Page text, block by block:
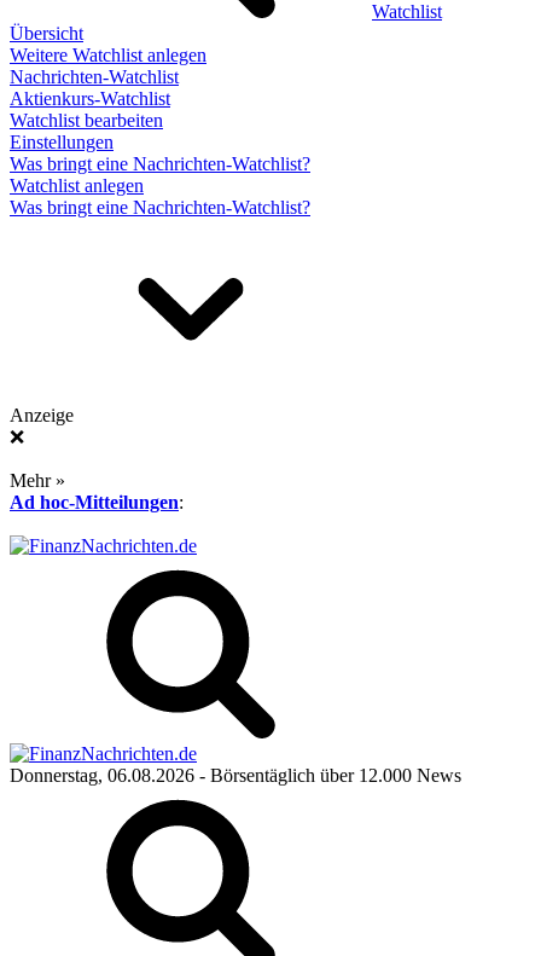
Watchlist
Übersicht
Weitere Watchlist anlegen
Nachrichten-Watchlist
Aktienkurs-Watchlist
Watchlist bearbeiten
Einstellungen
Was bringt eine Nachrichten-Watchlist?
Watchlist anlegen
Was bringt eine Nachrichten-Watchlist?
Anzeige
❌
Mehr »
Ad hoc-Mitteilungen:
Donnerstag, 06.08.2026 - Börsentäglich über 12.000 News